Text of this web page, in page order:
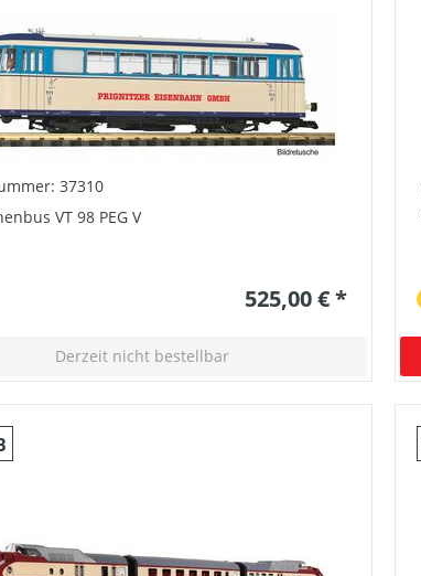
37310
VT 98 PEG V
525,00 € *
Derzeit nicht bestellbar